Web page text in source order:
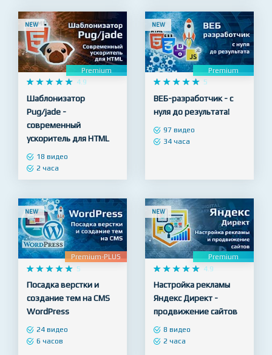
NEW
Premium
    
     4.9
Шаблонизатор
Pug/jade -
современный
ускоритель для HTML
18 видео
2 часа
NEW
Premium
    
     5
ВЕБ-разработчик - с
нуля до результата!
97 видео
34 часа
NEW
Premium-PLUS
    
     5
Посадка верстки и
создание тем на CMS
WordPress
24 видео
6 часов
NEW
Premium
    
     4.9
Настройка рекламы
Яндекс Директ -
продвижение сайтов
8 видео
2 часа